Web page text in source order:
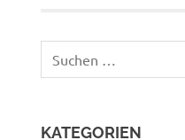
nach:
KATEGORIEN